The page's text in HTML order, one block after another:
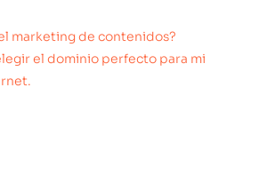
marketing de contenidos?
el dominio perfecto para mi